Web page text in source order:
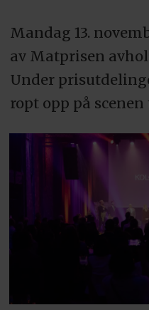
Mandag 13.
av Matprisen
Under
ropt opp på